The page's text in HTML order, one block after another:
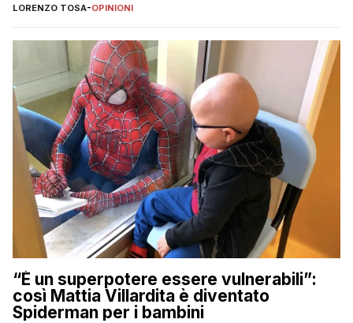
LORENZO TOSA-OPINIONI
“È un superpotere essere vulnerabili”:
così Mattia Villardita è diventato
Spiderman per i bambini